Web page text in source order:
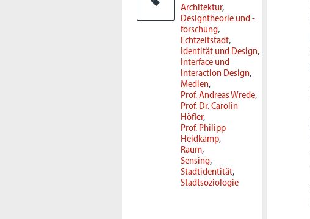
Architektur
Designtheorie und -
forschung
Echtzeitstadt
Identität und Design
Interface und
Interaction Design
Medien
Prof. Andreas Wrede
Prof. Dr. Carolin
Höfler
Prof. Philipp
Heidkamp
Raum
Sensing
Stadtidentität
Stadtsoziologie